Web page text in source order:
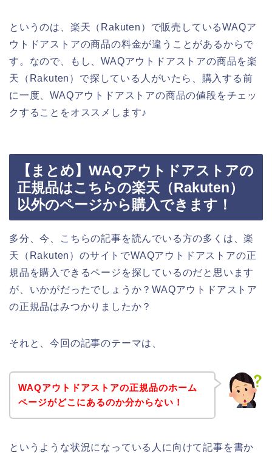
というのは、楽天（Rakuten）で販売しているWAQア
ウトドアストアの商品の料金が違うことがあるからで
す。なので、もし、WAQアウトドアストアの商品を楽
天（Rakuten）で探している人がいたら、購入する前
に一度、WAQアウトドアストアの商品の値段をチェッ
クすることをオススメします♪
【まとめ】WAQアウトドアストアの
正規品はこちらの楽天（Rakuten）
以外のページから購入できます！
多分、今、こちらの記事を読んでいる方の多くは、楽
天（Rakuten）のサイトでWAQアウトドアストアの正
規品を購入できるページを探しているのだと思います
が、いかがだったでしょうか？WAQアウトドアストア
の正規品はみつかりましたか？
それと、今回の記事のテーマは、
WAQアウトドアストアの正規品のホーム
ページがどこにあるのか分からない！
というような状況になっている人に向けて記事を書か